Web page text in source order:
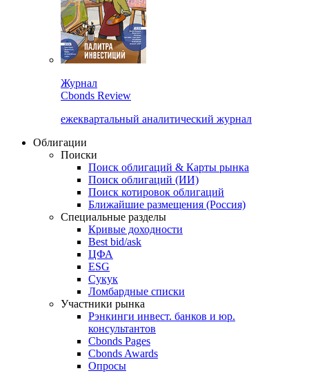
Журнал
Cbonds Review
ежеквартальный аналитический журнал
Облигации
Поиски
Поиск облигаций & Карты рынка
Поиск облигаций (ИИ)
Поиск котировок облигаций
Ближайшие размещения (Россия)
Специальные разделы
Кривые доходности
Best bid/ask
ЦФА
ESG
Сукук
Ломбардные списки
Участники рынка
Рэнкинги инвест. банков и юр.
консультантов
Cbonds Pages
Cbonds Awards
Опросы